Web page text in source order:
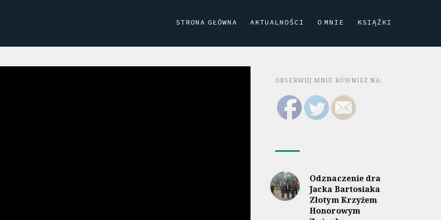
STRONA GŁÓWNA AKTUALNOŚCI O MNIE KSIĄŻKI
OBSERWUJ MNIE RÓWNIEŻ NA:
Odznaczenie dra
Jacka Bartosiaka
Złotym Krzyżem
Honorowym